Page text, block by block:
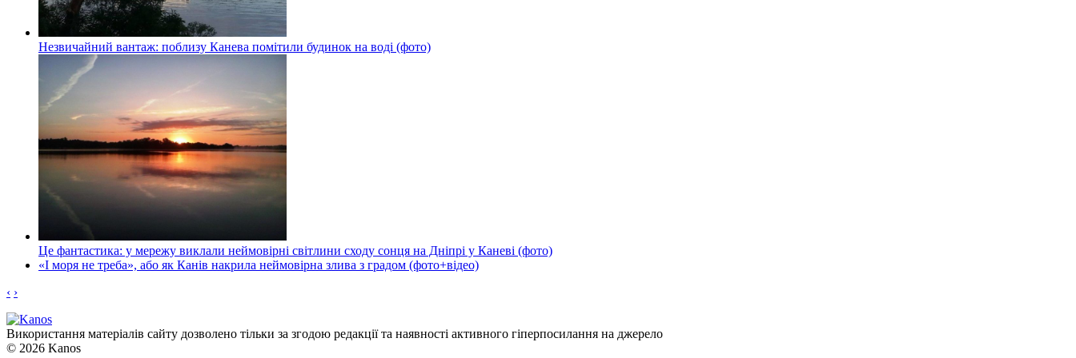
Незвичайний вантаж: поблизу Канева помітили будинок на воді (фото)
Це фантастика: у мережу виклали неймовірні світлини сходу сонця на Дніпрі у Каневі (фото)
«І моря не треба», або як Канів накрила неймовірна злива з градом (фото+відео)
‹ ›
Використання матеріалів сайту дозволено тільки за згодою редакції та наявності активного гіперпосилання на джерело
© 2026 Kanos